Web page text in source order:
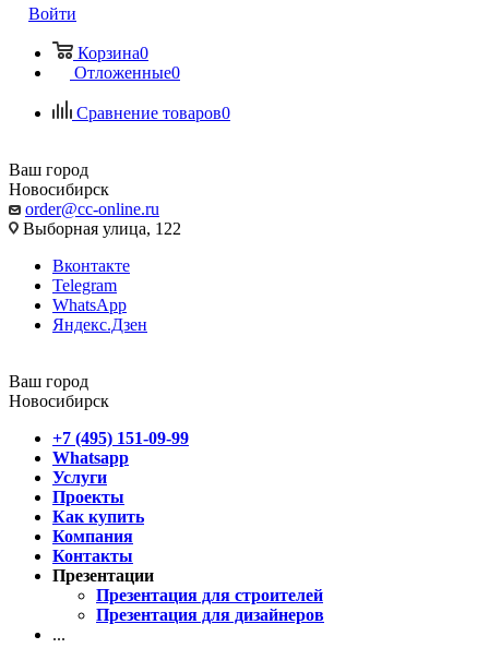
Войти
Корзина0
Отложенные0
Сравнение товаров0
Ваш город
Новосибирск
order@cc-online.ru
Выборная улица, 122
Вконтакте
Telegram
WhatsApp
Яндекс.Дзен
Ваш город
Новосибирск
+7 (495) 151-09-99
Whatsapp
Услуги
Проекты
Как купить
Компания
Контакты
Презентации
Презентация для строителей
Презентация для дизайнеров
...